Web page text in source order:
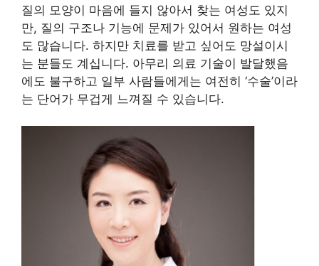
질의 모양이 마음에 들지 않아서 찾는 여성도 있지
만, 질의 구조나 기능에 문제가 있어서 원하는 여성
도 많습니다. 하지만 치료를 받고 싶어도 망설이시
는 분들도 계십니다. 아무리 의료 기술이 발달했음
에도 불구하고 일부 사람들에게는 여전히 ‘수술’이라
는 단어가 무겁게 느껴질 수 있습니다.